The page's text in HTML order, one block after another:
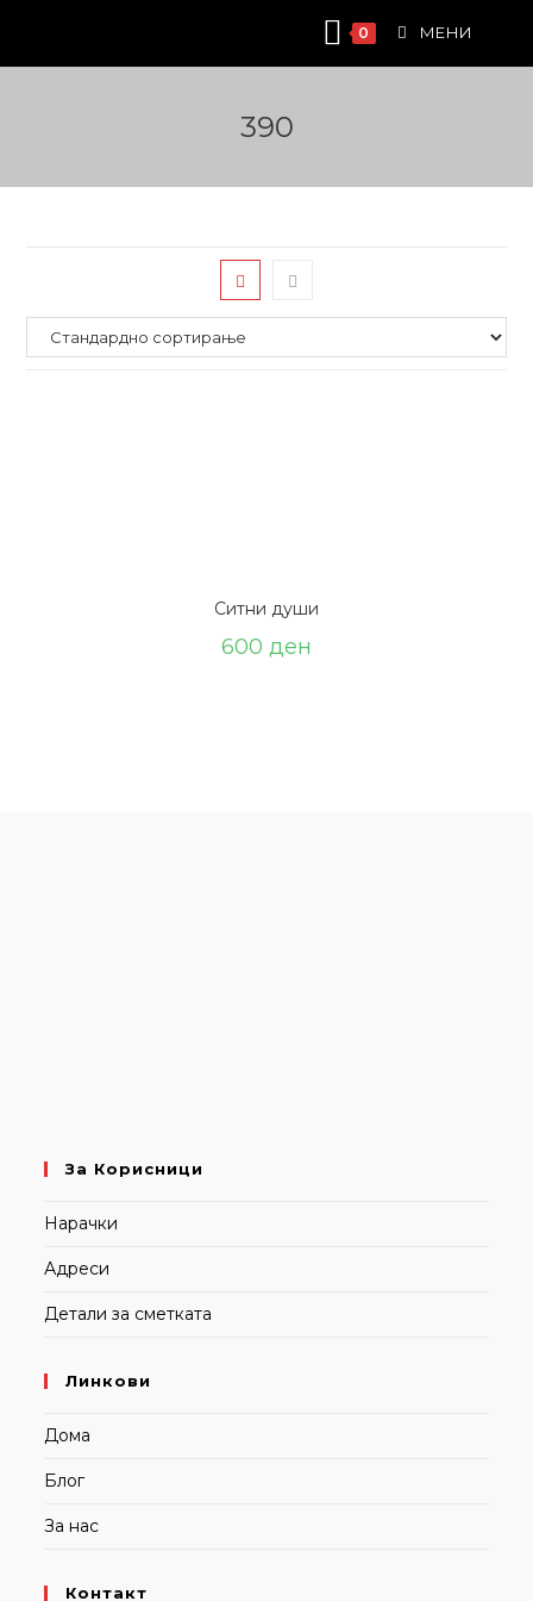
content
0 МЕНИ
390
Ситни души
600 ден
За Корисници
Нарачки
Адреси
Детали за сметката
Линкови
Дома
Блог
За нас
Контакт